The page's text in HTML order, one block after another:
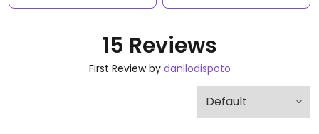
15 Reviews
First Review by danilodispoto